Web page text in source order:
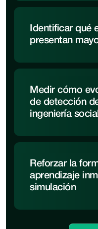
Identificar qué
presentan
Medir cómo
de detección
ingeniería social
Reforzar la
aprendizaje
simulación